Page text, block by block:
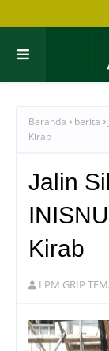
Beranda berita
Kirab
Jalin
Kirab
LPM GRIP